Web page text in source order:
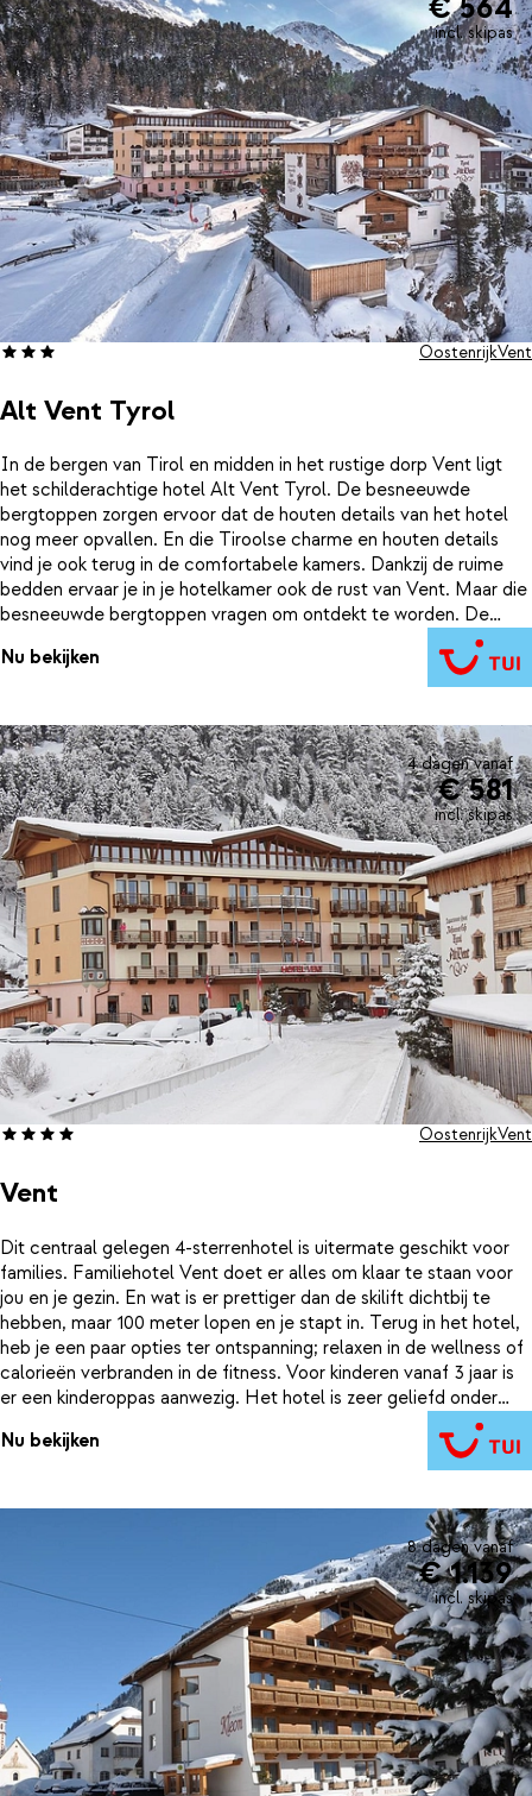
incl. skipas
Alt Vent Tyrol
OostenrijkVent
In de bergen van Tirol en midden in het rustige dorp Vent ligt
het schilderachtige hotel Alt Vent Tyrol. De besneeuwde
bergtoppen zorgen ervoor dat de houten details van het hotel
nog meer opvallen. En die Tiroolse charme en houten details
vind je ook terug in de comfortabele kamers. Dankzij de ruime
bedden ervaar je in je hotelkamer ook de rust van Vent. Maar die
besneeuwde bergtoppen vragen om ontdekt te worden. De
inbegrepen skipas Vent zorgt ervoor dat je dat onbeperkt kan
doen. Met 15 kilometer aan geprepareerde skipistes ervaar je
een ontspannen wintersportvakantie. Gelukkig liggen de pistes
En opwarmen na een dag in de kou? Dat doe je natuurlijk in de
sauna van hotel Alt Vent Tyrol. En je energievoorraad vul je aan
in het restaurant. Waar authentiek Tiroolse lekkernijen op je
wachten.
Nu bekijken
4 dagen vanaf
€ 581
incl. skipas
Vent
OostenrijkVent
Dit centraal gelegen 4-sterrenhotel is uitermate geschikt voor
families. Familiehotel Vent doet er alles om klaar te staan voor
jou en je gezin. En wat is er prettiger dan de skilift dichtbij te
hebben, maar 100 meter lopen en je stapt in. Terug in het hotel,
heb je een paar opties ter ontspanning; relaxen in de wellness of
calorieën verbranden in de fitness. Voor kinderen vanaf 3 jaar is
er een kinderoppas aanwezig. Het hotel is zeer geliefd onder
Nu bekijken
8 dagen vanaf
€ 1.139
incl. skipas